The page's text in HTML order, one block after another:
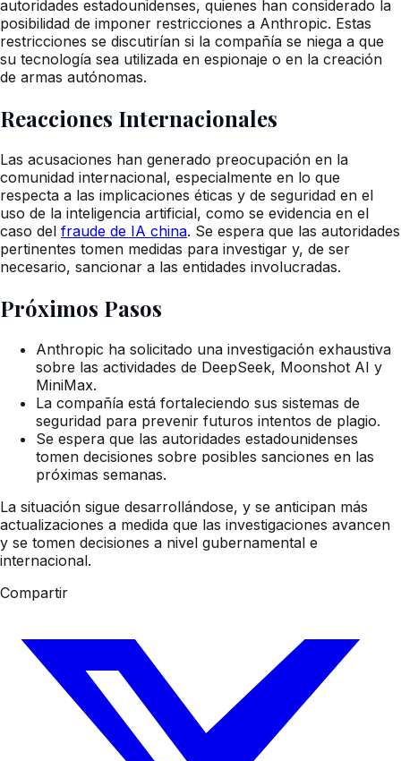
autoridades estadounidenses, quienes han considerado la
posibilidad de imponer restricciones a Anthropic. Estas
restricciones se discutirían si la compañía se niega a que
su tecnología sea utilizada en espionaje o en la creación
de armas autónomas.
Reacciones Internacionales
Las acusaciones han generado preocupación en la
comunidad internacional, especialmente en lo que
respecta a las implicaciones éticas y de seguridad en el
uso de la inteligencia artificial, como se evidencia en el
caso del fraude de IA china. Se espera que las autoridades
pertinentes tomen medidas para investigar y, de ser
necesario, sancionar a las entidades involucradas.
Próximos Pasos
Anthropic ha solicitado una investigación exhaustiva
sobre las actividades de DeepSeek, Moonshot AI y
MiniMax.
La compañía está fortaleciendo sus sistemas de
seguridad para prevenir futuros intentos de plagio.
Se espera que las autoridades estadounidenses
tomen decisiones sobre posibles sanciones en las
próximas semanas.
La situación sigue desarrollándose, y se anticipan más
actualizaciones a medida que las investigaciones avancen
y se tomen decisiones a nivel gubernamental e
internacional.
Compartir